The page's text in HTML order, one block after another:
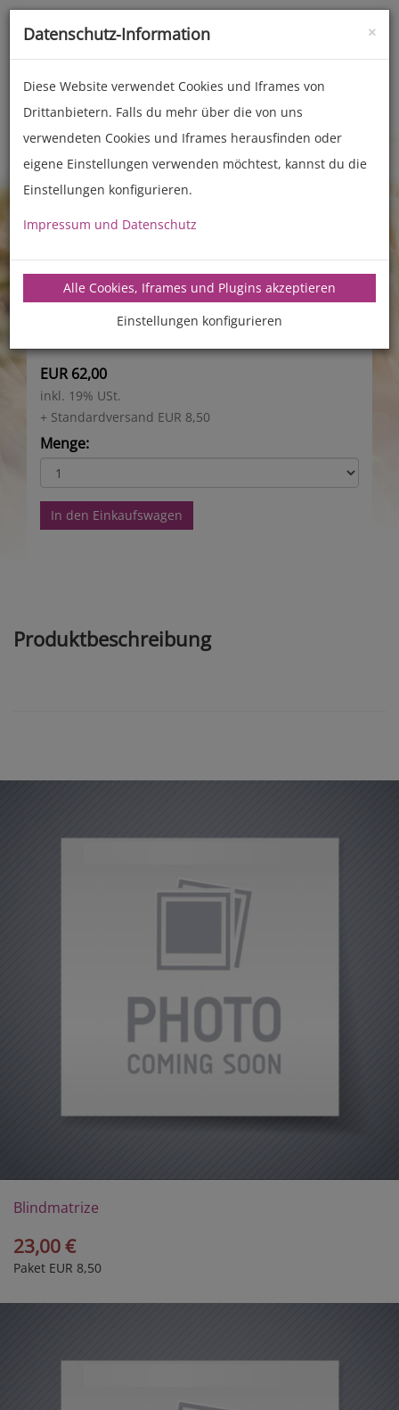
Toggle
Zubehör für Nudelmaschinen
Matrizen Luna
Ovale Nudeln Breite
2,4 mm
EUR 62,00
inkl. 19% USt.
+ Standardversand EUR 8,50
Menge:
In den Einkaufswagen
Produktbeschreibung
Blindmatrize
23,00 €
Paket EUR 8,50
×
Datenschutz-Information
Diese Website verwendet Cookies und Iframes von
Drittanbietern. Falls du mehr über die von uns
verwendeten Cookies und Iframes herausfinden oder
eigene Einstellungen verwenden möchtest, kannst du die
Einstellungen konfigurieren.
Impressum und Datenschutz
Alle Cookies, Iframes und Plugins akzeptieren
Einstellungen konfigurieren